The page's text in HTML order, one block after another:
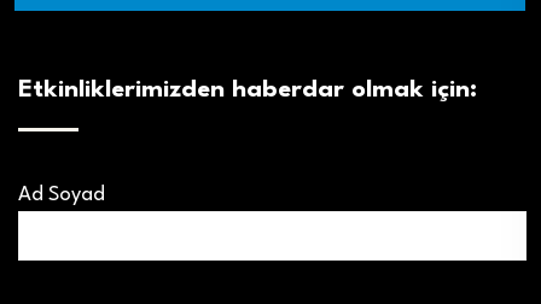
Etkinliklerimizden haberdar olmak için:
Ad Soyad